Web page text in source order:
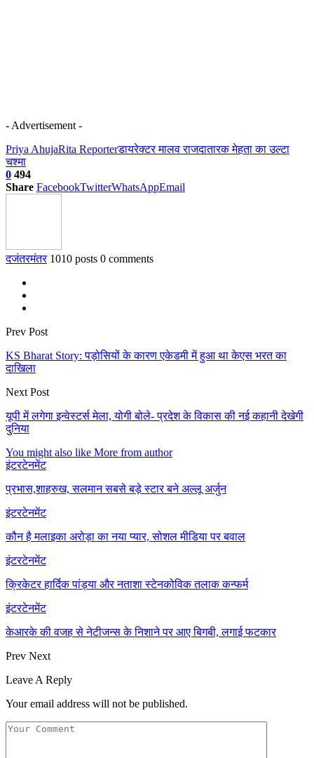
- Advertisement -
Priya AhujaRita Reporterडायरेक्टर मालव राजदातारक मेहता का उल्टा
चश्मा
0 494
Share FacebookTwitterWhatsAppEmail
दजंतरमंतर 1010 posts 0 comments
Prev Post
KS Bharat Story: पड़ोसियों के कारण एकेडमी में हुआ था केएस भरत का
दाखिला
Next Post
यूपी में लगेगा इन्वेस्टर्स मेला, योगी बोले- प्रदेश के विकास की नई कहानी देखेगी
दुनिया
You might also like More from author
इंटरटेनमेंट
प्रभास,शाहरुख, सलमान सबसे बड़े स्टार बने अल्लू अर्जुन
इंटरटेनमेंट
कौन है मलाइका अरोड़ा का नया प्यार, सोशल मीडिया पर बवाल
इंटरटेनमेंट
क्रिकेटर हार्दिक पांड्या और नताशा स्टेनकोविक तलाक कन्फर्म
इंटरटेनमेंट
केआरके की वजह से नेटीजन्स के निशाने पर आए बिगबी, लगाई फटकार
Prev Next
Leave A Reply
Your email address will not be published.